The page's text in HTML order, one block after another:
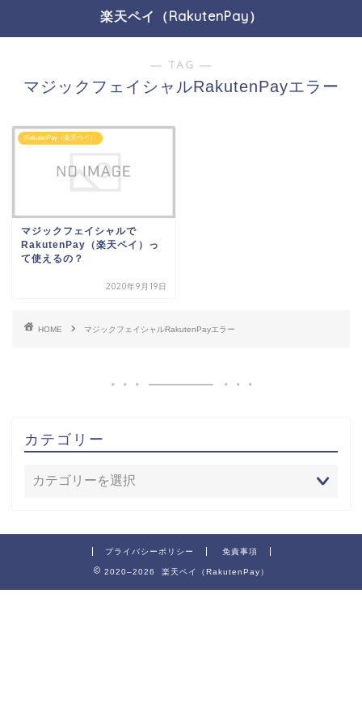
楽天ペイ（RakutenPay）
― TAG ―
マジックフェイシャルRakutenPayエラー
RakutenPay（楽天ペイ）
マジックフェイシャルで
RakutenPay（楽天ペイ）っ
て使えるの？
2020年9月19日
HOME マジックフェイシャルRakutenPayエラー
カテゴリー
プライバシーポリシー 免責事項
2020–2026 楽天ペイ（RakutenPay）